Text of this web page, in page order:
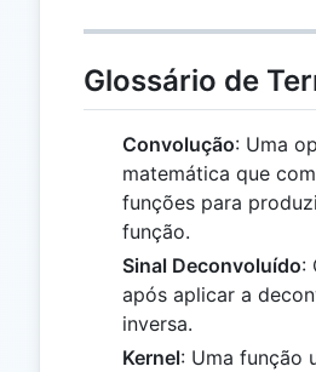
Glossário de
Convolução: Uma
matemática que
funções para
função.
Sinal Deconvoluído:
após aplicar a
inversa.
Kernel: Uma função